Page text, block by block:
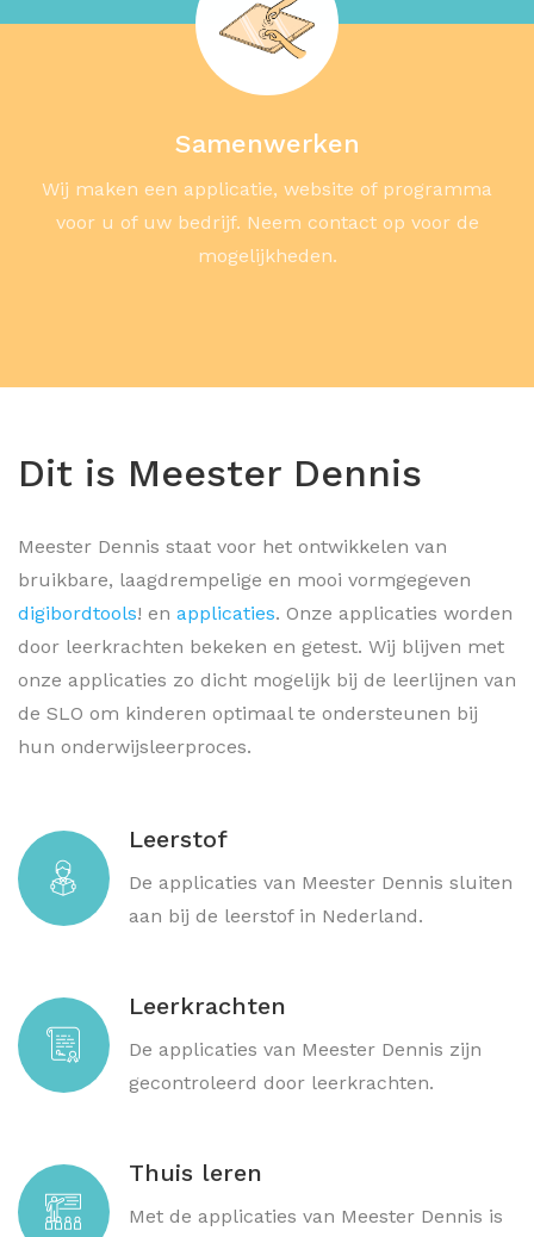
Samenwerken
Wij maken een applicatie, website of programma
voor u of uw bedrijf. Neem contact op voor de
mogelijkheden.
Dit is Meester Dennis
Meester Dennis staat voor het ontwikkelen van
bruikbare, laagdrempelige en mooi vormgegeven
digibordtools! en applicaties. Onze applicaties worden
door leerkrachten bekeken en getest. Wij blijven met
onze applicaties zo dicht mogelijk bij de leerlijnen van
de SLO om kinderen optimaal te ondersteunen bij
hun onderwijsleerproces.
Leerstof
De applicaties van Meester Dennis sluiten
aan bij de leerstof in Nederland.
Leerkrachten
De applicaties van Meester Dennis zijn
gecontroleerd door leerkrachten.
Thuis leren
Met de applicaties van Meester Dennis is